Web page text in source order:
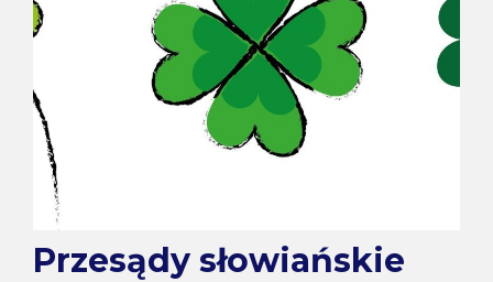
Przesądy słowiańskie